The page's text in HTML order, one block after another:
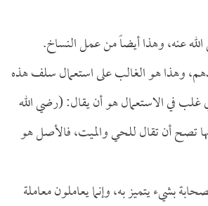
عنه، وهذا أيضاً من عمل النساخ.
وهذا هو الغالب على استعمال سلف هذه
في الاستعمال هو أن يقال: (رضي الله
تصح أن تقال للحي والميت، فالأصل هو
بشيء يتميز به، وإنما يعاملون معاملة